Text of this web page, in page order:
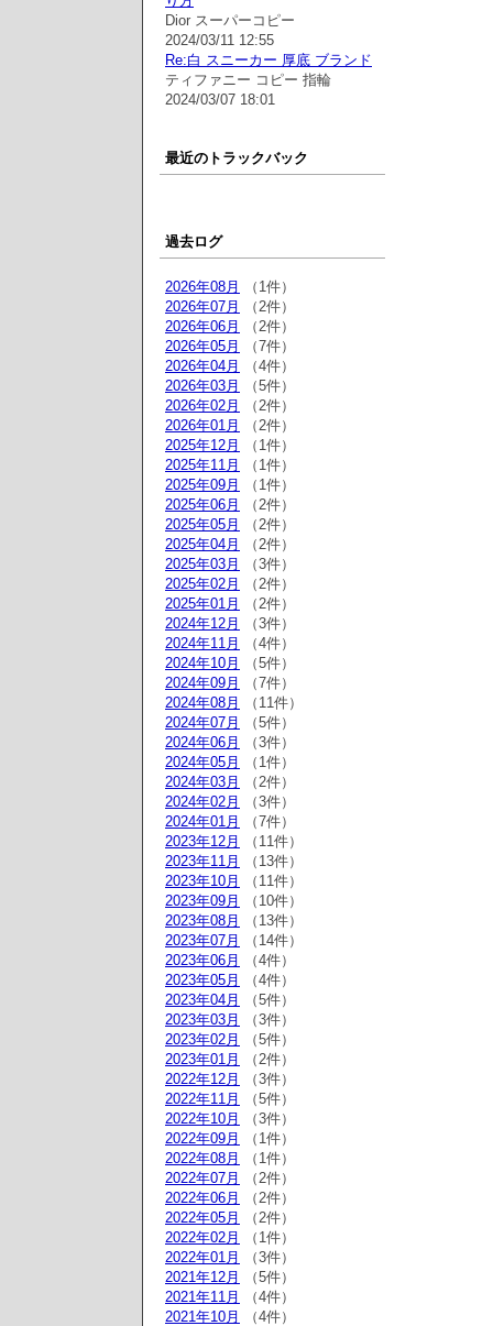
Dior スーパーコピー
2024/03/11 12:55
Re:白 スニーカー 厚底 ブランド
ティファニー コピー 指輪
2024/03/07 18:01
最近のトラックバック
過去ログ
2026年08月
（1件）
2026年07月
（2件）
2026年06月
（2件）
2026年05月
（7件）
2026年04月
（4件）
2026年03月
（5件）
2026年02月
（2件）
2026年01月
（2件）
2025年12月
（1件）
2025年11月
（1件）
2025年09月
（1件）
2025年06月
（2件）
2025年05月
（2件）
2025年04月
（2件）
2025年03月
（3件）
2025年02月
（2件）
2025年01月
（2件）
2024年12月
（3件）
2024年11月
（4件）
2024年10月
（5件）
2024年09月
（7件）
2024年08月
（11件）
2024年07月
（5件）
2024年06月
（3件）
2024年05月
（1件）
2024年03月
（2件）
2024年02月
（3件）
2024年01月
（7件）
2023年12月
（11件）
2023年11月
（13件）
2023年10月
（11件）
2023年09月
（10件）
2023年08月
（13件）
2023年07月
（14件）
2023年06月
（4件）
2023年05月
（4件）
2023年04月
（5件）
2023年03月
（3件）
2023年02月
（5件）
2023年01月
（2件）
2022年12月
（3件）
2022年11月
（5件）
2022年10月
（3件）
2022年09月
（1件）
2022年08月
（1件）
2022年07月
（2件）
2022年06月
（2件）
2022年05月
（2件）
2022年02月
（1件）
2022年01月
（3件）
2021年12月
（5件）
2021年11月
（4件）
2021年10月
（4件）